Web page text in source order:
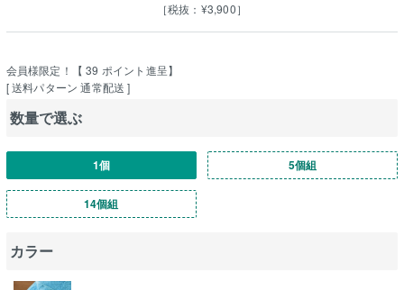
［税抜：¥3,900］
会員様限定！【 39 ポイント進呈】
送料パターン 通常配送
数量で選ぶ
1個 5個組
14個組
カラー